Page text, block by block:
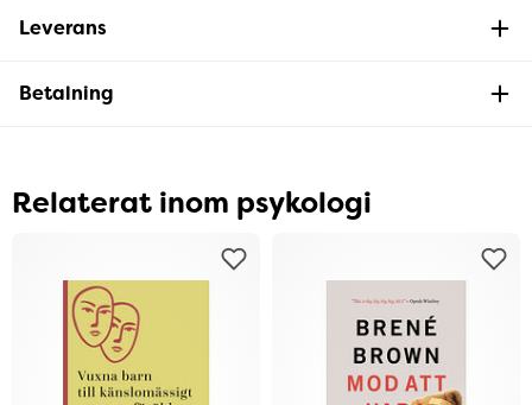
Leverans
Betalning
Relaterat inom psykologi